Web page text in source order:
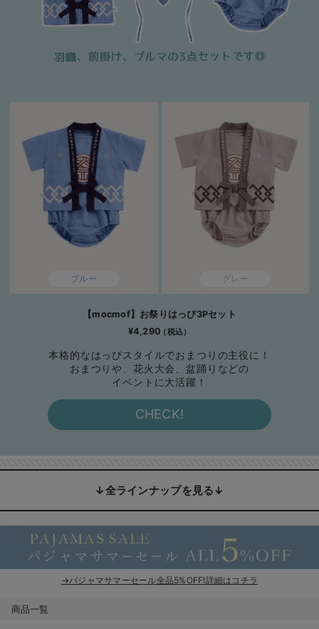
ブルー グレー
【mocmof】お祭りはっぴ3Pセット
¥4,290
本格的なはっぴスタイルでおまつりの主役に！
おまつりや、花火大会、盆踊りなどの
イベントに大活躍！
CHECK!
↓全ラインナップを見る↓
→パジャマサマーセール全品5%OFF!詳細はコチラ
商品一覧